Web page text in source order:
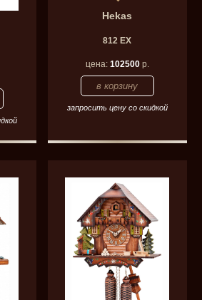
Hekas
812 EX
цена: 102500р.
запросить цену со скидкой